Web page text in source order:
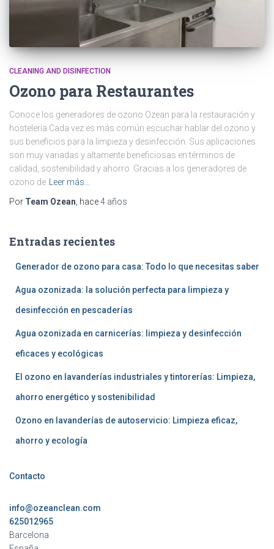
CLEANING AND DISINFECTION
Ozono para Restaurantes
Conoce los generadores de ozono Ozean para la restauración y
hostelería Cada vez es más común escuchar hablar del ozono y
sus beneficios para la limpieza y desinfección. Sus aplicaciones
son muy variadas y altamente beneficiosas en términos de
calidad, sostenibilidad y ahorro. Gracias a los generadores de
ozono de
Leer más…
Por Team Ozean , hace4 años
Entradas recientes
Generador de ozono para casa: Todo lo que necesitas saber
Agua ozonizada: la solución perfecta para limpieza y
desinfección en pescaderías
Agua ozonizada en carnicerías: limpieza y desinfección
eficaces y ecológicas
El ozono en lavanderías industriales y tintorerías: Limpieza,
ahorro energético y sostenibilidad
Ozono en lavanderías de autoservicio: Limpieza eficaz,
ahorro y ecología
Contacto
info@ozeanclean.com
625012965
Barcelona